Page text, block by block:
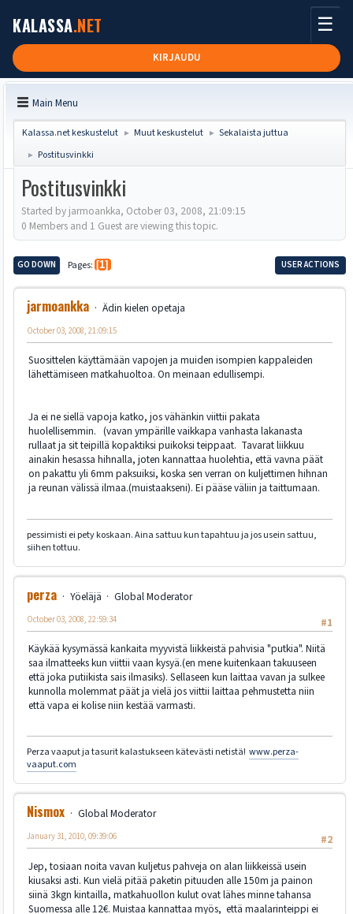
KALASSA.NET
KIRJAUDU
☰
Main Menu
Kalassa.net keskustelut ► Muut keskustelut ► Sekalaista juttua
► Postitusvinkki
Postitusvinkki
Started by jarmoankka, October 03, 2008, 21:09:15
0 Members and 1 Guest are viewing this topic.
GO DOWN Pages 1 USER ACTIONS
jarmoankka Ädin kielen opetaja
October 03, 2008, 21:09:15
Suosittelen käyttämään vapojen ja muiden isompien kappaleiden
lähettämiseen matkahuoltoa. On meinaan edullisempi.
Ja ei ne siellä vapoja katko, jos vähänkin viittii pakata
huolellisemmin. (vavan ympärille vaikkapa vanhasta lakanasta
rullaat ja sit teipillä kopaktiksi puikoksi teippaat. Tavarat liikkuu
ainakin hesassa hihnalla, joten kannattaa huolehtia, että vavna päät
on pakattu yli 6mm paksuiksi, koska sen verran on kuljettimen hihnan
ja reunan välissä ilmaa.(muistaakseni). Ei pääse väliin ja taittumaan.
pessimisti ei pety koskaan. Aina sattuu kun tapahtuu ja jos usein sattuu,
siihen tottuu.
perza Yöeläjä
Global Moderator
#1
October 03, 2008, 22:59:34
Käykää kysymässä kankaita myyvistä liikkeistä pahvisia "putkia". Niitä
saa ilmatteeks kun viittii vaan kysyä.(en mene kuitenkaan takuuseen
että joka putiikista sais ilmasiks). Sellaseen kun laittaa vavan ja sulkee
kunnolla molemmat päät ja vielä jos viittii laittaa pehmustetta niin
että vapa ei kolise niin kestää varmasti.
Perza vaaput ja tasurit kalastukseen kätevästi netistä! www.perza-
vaaput.com
Nismox
Global Moderator
#2
January 31, 2010, 09:39:06
Jep, tosiaan noita vavan kuljetus pahveja on alan liikkeissä usein
kiusaksi asti. Kun vielä pitää paketin pituuden alle 150m ja painon
siinä 3kgn kintailla, matkahuollon kulut ovat lähes minne tahansa
Suomessa alle 12€. Muistaa kannattaa myös, että maalarinteippi ei